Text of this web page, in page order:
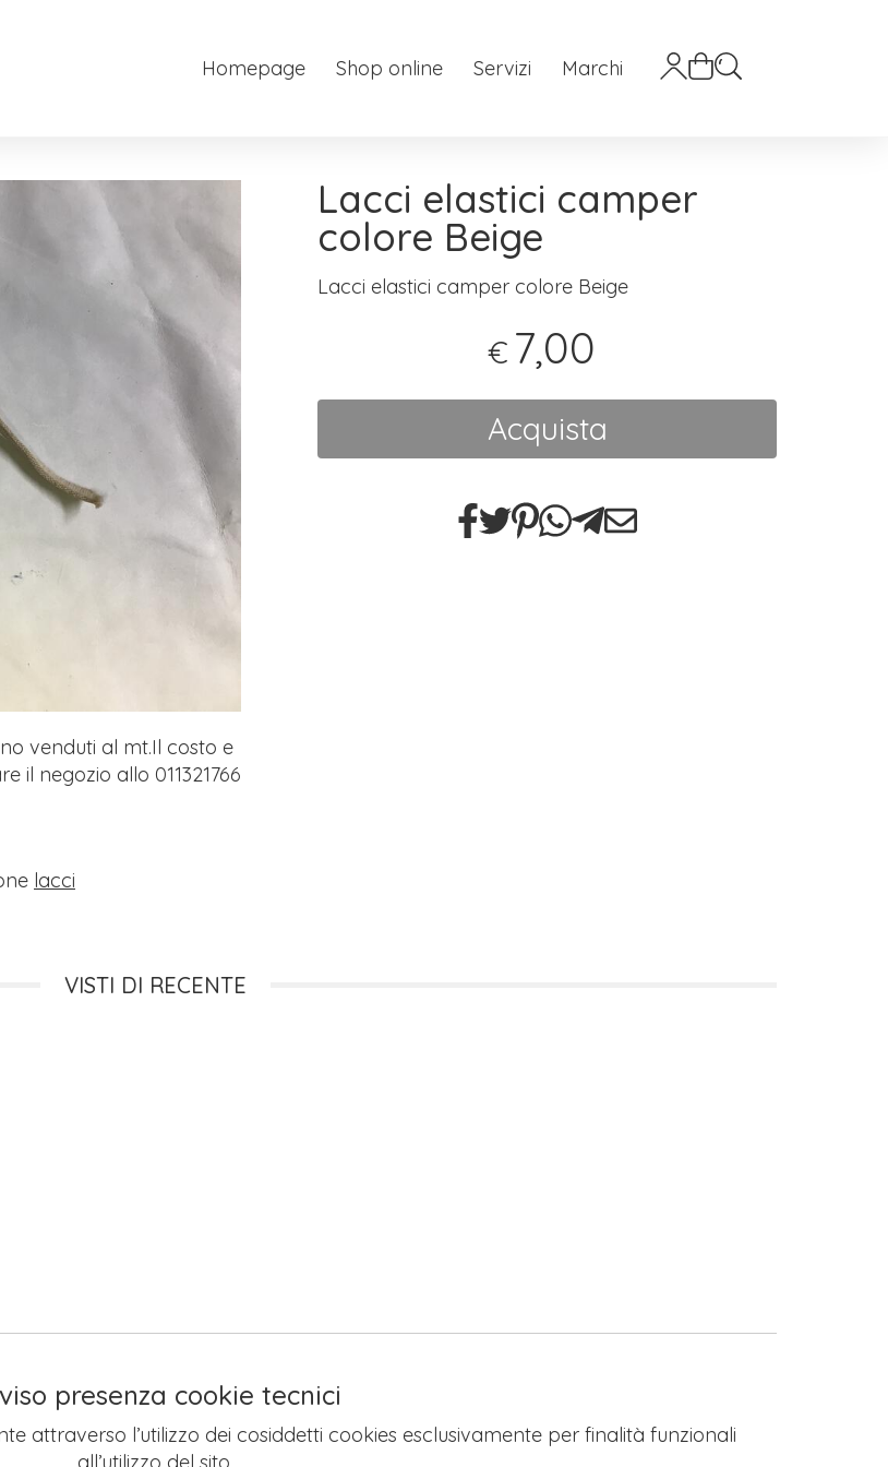
Homepage Shop online Servizi Marchi
venduti al mt.Il costo e
il negozio allo 011321766
Lacci elastici camper
colore Beige
Lacci elastici camper colore Beige
€ 7,00
Acquista
lacci
VISTI DI RECENTE
presenza cookie tecnici
attraverso l’utilizzo dei cosiddetti cookies esclusivamente per finalità funzionali